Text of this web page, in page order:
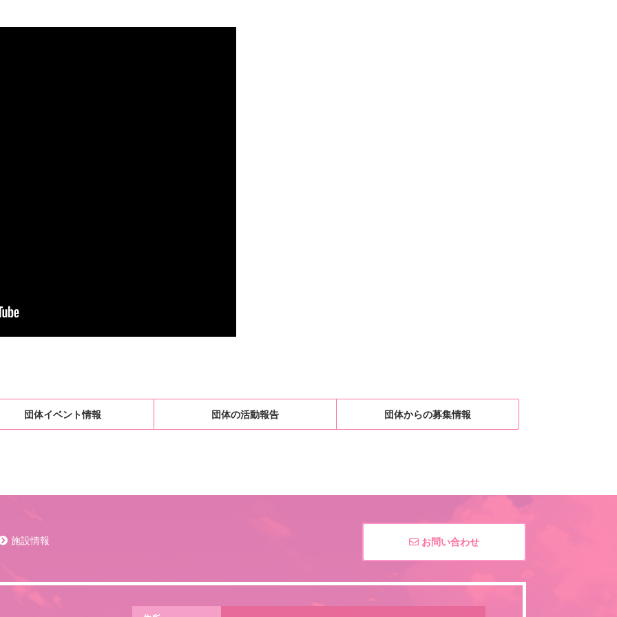
団体イベント情報 団体の活動報告 団体からの募集情報
施設情報 お問い合わせ